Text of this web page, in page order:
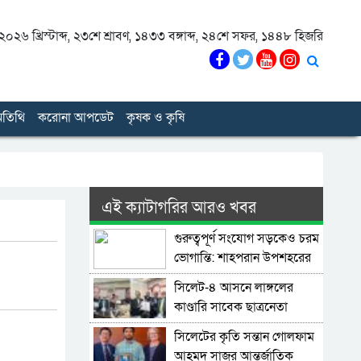
খ্রিস্টাব্দ, ২৩শে শ্রাবণ, ১৪৩৩ বঙ্গাব্দ, ২৪শে সফর, ১৪৪৮ হিজরি
করোনা আপডেট কৃষক ও কৃষি
এই ক্যাটাগরির আরও খবর
গুরুত্বপূর্ণ সংযোগ সড়কেও চরম
ভোগান্তি: শাহপরান উপশহরের
রাস্তাঘাট সংস্কারের দাবি
সিলেট-৪ আসনে লাঙ্গলের
কাণ্ডারি সাবেক ছাত্রনেতা
মুজিবুর রহমান ডালিম
সিলেটের কৃতি সন্তান গোলফাম
আহমদ সাজুর আন্তর্জাতিক